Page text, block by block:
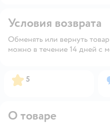
Условия возврата
Обменять или вернуть
можно в течение 14 дней с
Рейтинг:
5
О товаре